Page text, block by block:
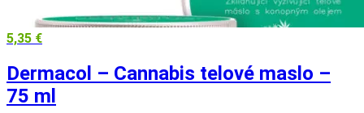
5,35 €
Dermacol – Cannabis telové maslo –
75 ml